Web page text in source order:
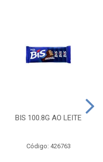
BIS 100.8G AO LEITE
Código: 426763